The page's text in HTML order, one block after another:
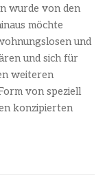
wurde von den
möchte
und
und sich für
weiteren
von speziell
konzipierten